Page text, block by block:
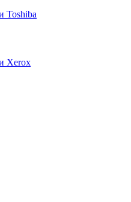
Toshiba
Xerox